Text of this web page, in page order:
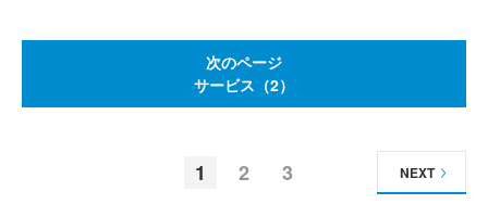
次のページ
サービス（2）
1 2 3 NEXT